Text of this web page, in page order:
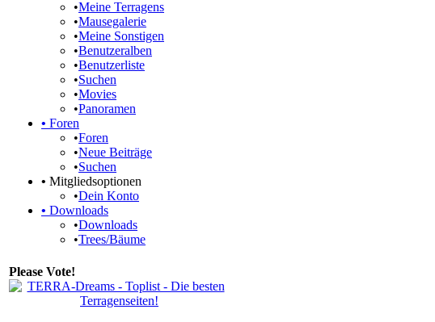
•Meine Terragens
•Mausegalerie
•Meine Sonstigen
•Benutzeralben
•Benutzerliste
•Suchen
•Movies
•Panoramen
• Foren
•Foren
•Neue Beiträge
•Suchen
• Mitgliedsoptionen
•Dein Konto
• Downloads
•Downloads
•Trees/Bäume
Please Vote!